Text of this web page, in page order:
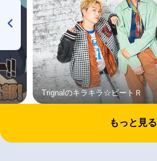
Trignalのキラキラ☆ビートＲ
もっと見る